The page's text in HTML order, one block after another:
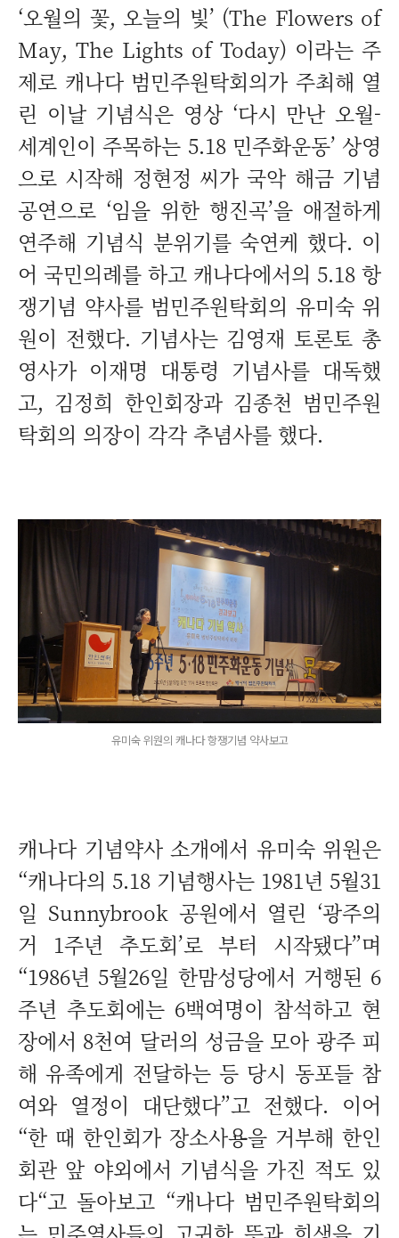
‘오월의 꽃, 오늘의 빛’ (The Flowers of
May, The Lights of Today) 이라는 주
제로 캐나다 범민주원탁회의가 주최해 열
린 이날 기념식은 영상 ‘다시 만난 오월-
세계인이 주목하는 5.18 민주화운동’ 상영
으로 시작해 정현정 씨가 국악 해금 기념
공연으로 ‘임을 위한 행진곡’을 애절하게
연주해 기념식 분위기를 숙연케 했다. 이
어 국민의례를 하고 캐나다에서의 5.18 항
쟁기념 약사를 범민주원탁회의 유미숙 위
원이 전했다. 기념사는 김영재 토론토 총
영사가 이재명 대통령 기념사를 대독했
고, 김정희 한인회장과 김종천 범민주원
탁회의 의장이 각각 추념사를 했다.
유미숙 위원의 캐나다 항쟁기념 약사보고
캐나다 기념약사 소개에서 유미숙 위원은
“캐나다의 5.18 기념행사는 1981년 5월31
일 Sunnybrook 공원에서 열린 ‘광주의
거 1주년 추도회’로 부터 시작됐다”며
“1986년 5월26일 한맘성당에서 거행된 6
주년 추도회에는 6백여명이 참석하고 현
장에서 8천여 달러의 성금을 모아 광주 피
해 유족에게 전달하는 등 당시 동포들 참
여와 열정이 대단했다”고 전했다. 이어
“한 때 한인회가 장소사용을 거부해 한인
회관 앞 야외에서 기념식을 가진 적도 있
다“고 돌아보고 “캐나다 범민주원탁회의